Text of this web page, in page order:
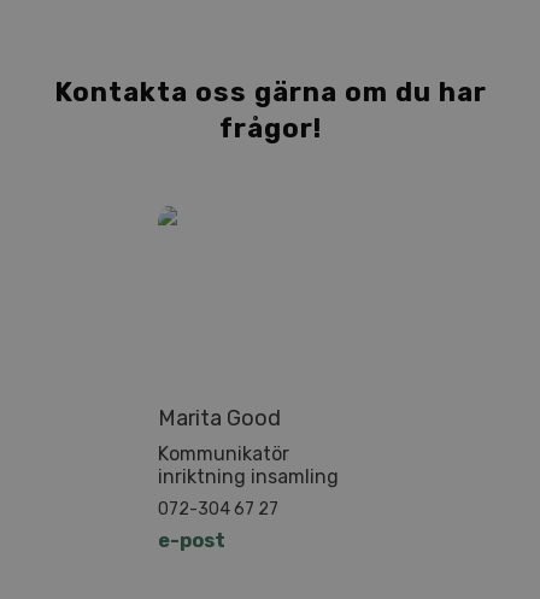
Kontakta oss gärna om du har
frågor!
Marita Good
Kom­mu­ni­ka­tör
in­rikt­ning insamling
072-304 67 27
e-post